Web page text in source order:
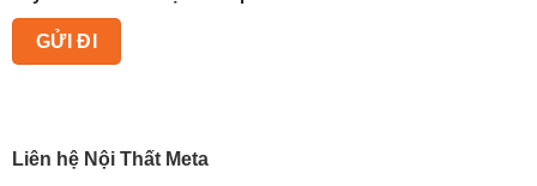
Liên hệ Nội Thất Meta